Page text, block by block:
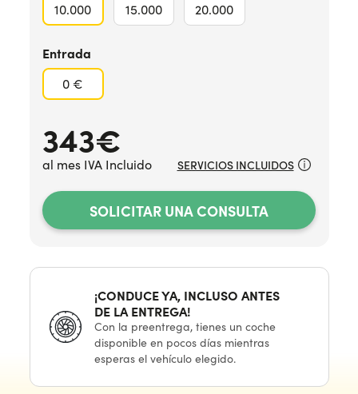
10.000 15.000 20.000
Entrada
0 €
343€
al mes IVA Incluido
SOLICITAR UNA CONSULTA
SERVICIOS INCLUIDOS
¡CONDUCE YA, INCLUSO ANTES
DE LA ENTREGA!
Con la preentrega,tienes un coche
disponible en pocosdías mientras
esperas el vehículoelegido.